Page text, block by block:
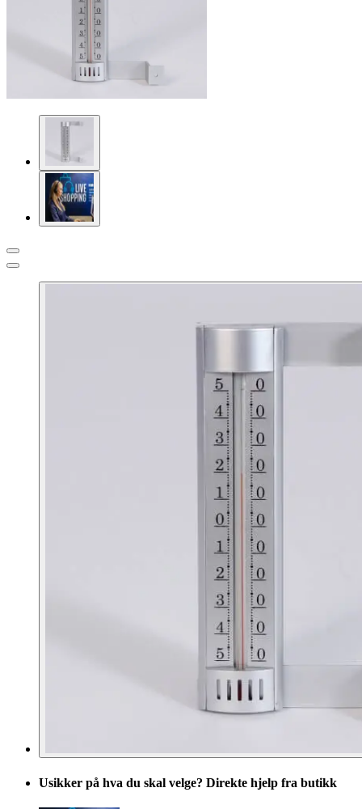
Usikker på hva du skal velge? Direkte hjelp fra butikk